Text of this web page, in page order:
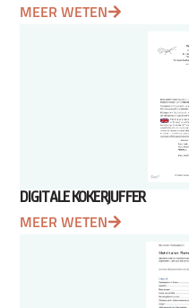
MEER WETEN
DIGITALE KOKERJUFFER
MEER WETEN